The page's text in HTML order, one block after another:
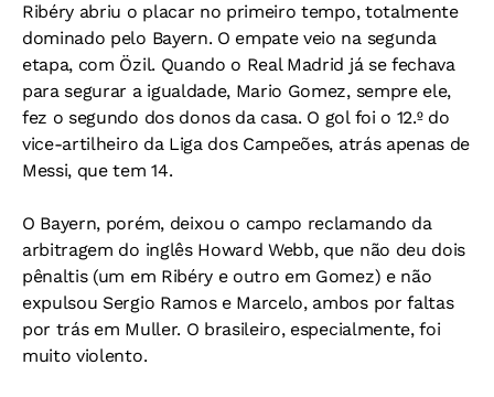
Ribéry abriu o placar no primeiro tempo, totalmente
dominado pelo Bayern. O empate veio na segunda
etapa, com Özil. Quando o Real Madrid já se fechava
para segurar a igualdade, Mario Gomez, sempre ele,
fez o segundo dos donos da casa. O gol foi o 12.º do
vice-artilheiro da Liga dos Campeões, atrás apenas de
Messi, que tem 14.
O Bayern, porém, deixou o campo reclamando da
arbitragem do inglês Howard Webb, que não deu dois
pênaltis (um em Ribéry e outro em Gomez) e não
expulsou Sergio Ramos e Marcelo, ambos por faltas
por trás em Muller. O brasileiro, especialmente, foi
muito violento.